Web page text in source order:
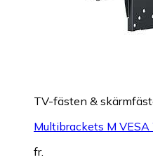
TV-fästen &
Multibrackets M
fr.